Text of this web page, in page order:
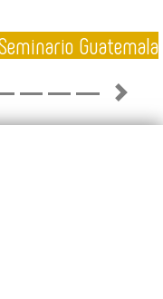
Guatemala
Next